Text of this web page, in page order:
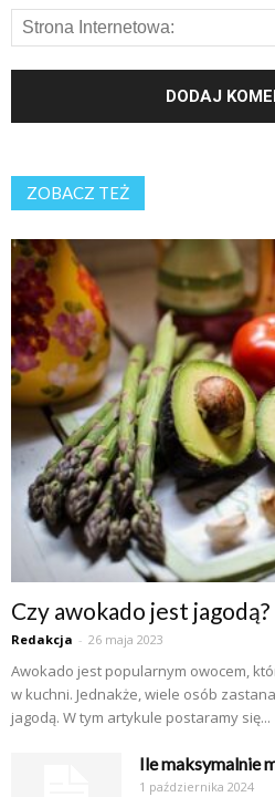
ZOBACZ TEŻ
Czy awokado jest jagodą?
Redakcja - 26 maja 2023
Awokado jest popularnym owocem,
w kuchni. Jednakże, wiele osób
jagodą. W tym artykule postaramy się...
Ile maksymalnie
1 października 2024